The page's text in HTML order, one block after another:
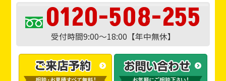
0120-508-255
受付時間9:00～18:00【年中無休】